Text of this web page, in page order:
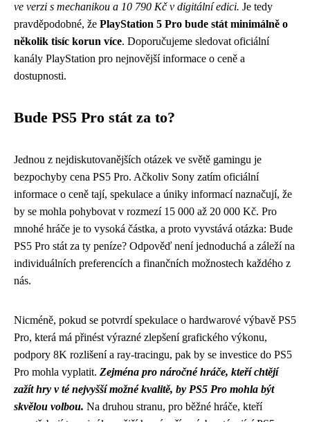
ve verzi s mechanikou a 10 790 Kč v digitální edici. Je tedy
pravděpodobné, že PlayStation 5 Pro bude stát minimálně o
několik tisíc korun více. Doporučujeme sledovat oficiální
kanály PlayStation pro nejnovější informace o ceně a
dostupnosti.
Bude PS5 Pro stát za to?
Jednou z nejdiskutovanějších otázek ve světě gamingu je
bezpochyby cena PS5 Pro. Ačkoliv Sony zatím oficiální
informace o ceně tají, spekulace a úniky informací naznačují, že
by se mohla pohybovat v rozmezí 15 000 až 20 000 Kč. Pro
mnohé hráče je to vysoká částka, a proto vyvstává otázka: Bude
PS5 Pro stát za ty peníze? Odpověď není jednoduchá a záleží na
individuálních preferencích a finančních možnostech každého z
nás.
Nicméně, pokud se potvrdí spekulace o hardwarové výbavě PS5
Pro, která má přinést výrazné zlepšení grafického výkonu,
podpory 8K rozlišení a ray-tracingu, pak by se investice do PS5
Pro mohla vyplatit. Zejména pro náročné hráče, kteří chtějí
zažít hry v té nejvyšší možné kvalitě, by PS5 Pro mohla být
skvělou volbou. Na druhou stranu, pro běžné hráče, kteří